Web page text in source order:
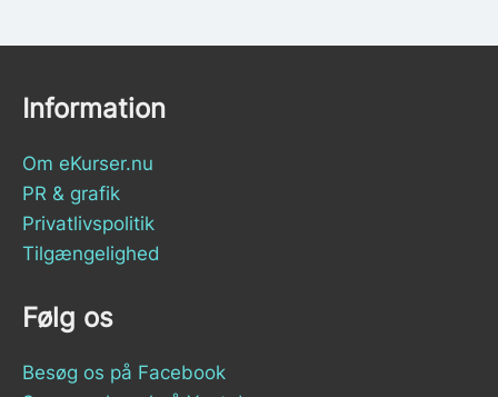
Information
Om eKurser.nu
PR & grafik
Privatlivspolitik
Tilgængelighed
Følg os
Besøg os på Facebook